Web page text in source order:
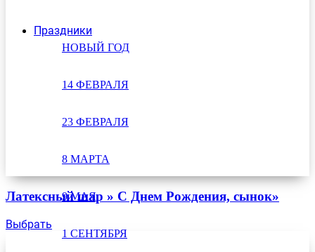
Праздники
НОВЫЙ ГОД
14 ФЕВРАЛЯ
23 ФЕВРАЛЯ
8 МАРТА
9 МАЯ
1 СЕНТЯБРЯ
Латексный шар » С Днем Рождения, сынок»
Выбрать